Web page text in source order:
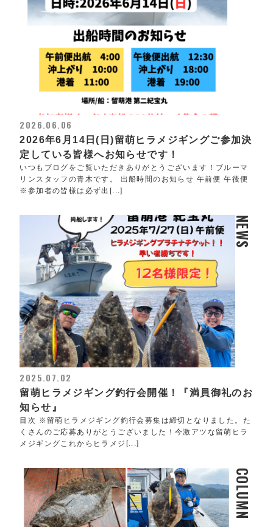
2026.06.06
2026年6月14日(日)留萌ヒラメジギングご参加決
定している皆様へお知らせです！
いつもブログをご覧いただきありがとうございます！ブルーマ
リンスタッフの青木です。 出船時間のお知らせ 午前便 午後便
※参加者の皆様は必ず出[...]
NEWS
2025.07.02
留萌ヒラメジギング釣行会開催！『満員御礼のお
知らせ』
目次 ※留萌ヒラメジギング釣行会募集は締切となりました。た
くさんのご応募ありがとうございました！今激アツな留萌ヒラ
メジギングこれからヒラメジ[...]
COLUMN